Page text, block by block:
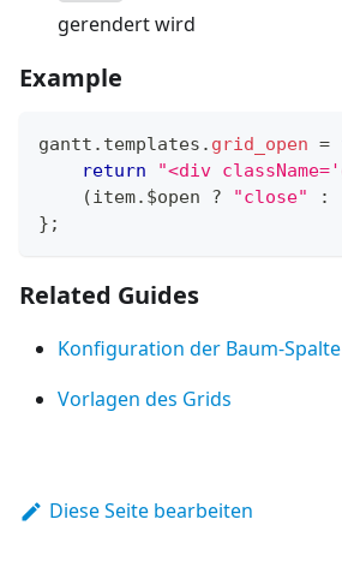
gerendert wird
Example
gantt . templates . grid_open =
return
"<div
(item. $open ? "close" :
} ;
Related Guides
Konfiguration der Baum-Spalte
Vorlagen des Grids
Diese Seite bearbeiten